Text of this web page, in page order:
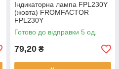
Індикаторна лампа FPL230Y
(жовта) FROMFACTOR
FPL230Y
Готово до відправки 5 од.
79,20 ₴